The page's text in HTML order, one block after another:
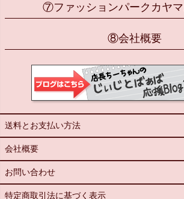
⑦ファッションパークカヤ
⑧会社概要
送料とお支払い方法
会社概要
お問い合わせ
特定商取引法に基づく表示